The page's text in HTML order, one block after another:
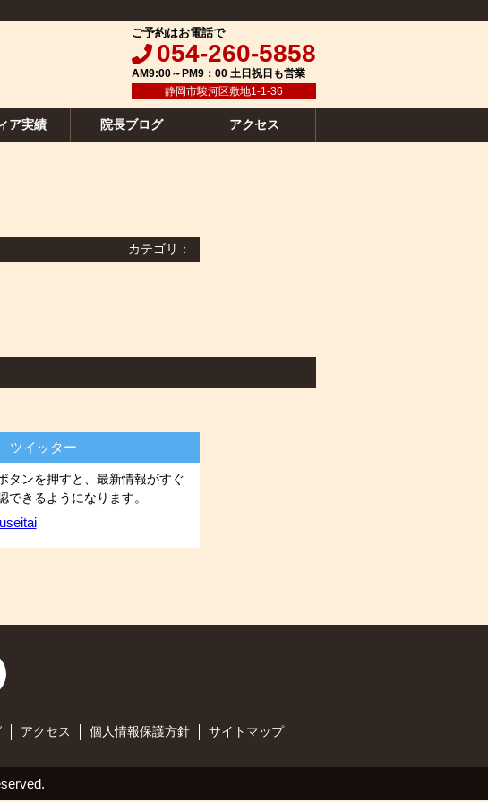
ご予約はお電話で
054-260-5858
AM9:00～PM9：00 土日祝日も営業
静岡市駿河区敷地1-1-36
ア実績 院長ブログ アクセス
カテゴリ：
ツイッター
タンを押すと、最新情報がすぐ
できるようになります。
アクセス 個人情報保護方針 サイトマップ